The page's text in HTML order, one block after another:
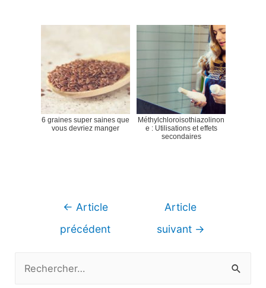
6 graines super saines que
vous devriez manger
Méthylchloroisothiazolinon
e : Utilisations et effets
secondaires
Navigation
← Article
précédent
Article
suivant →